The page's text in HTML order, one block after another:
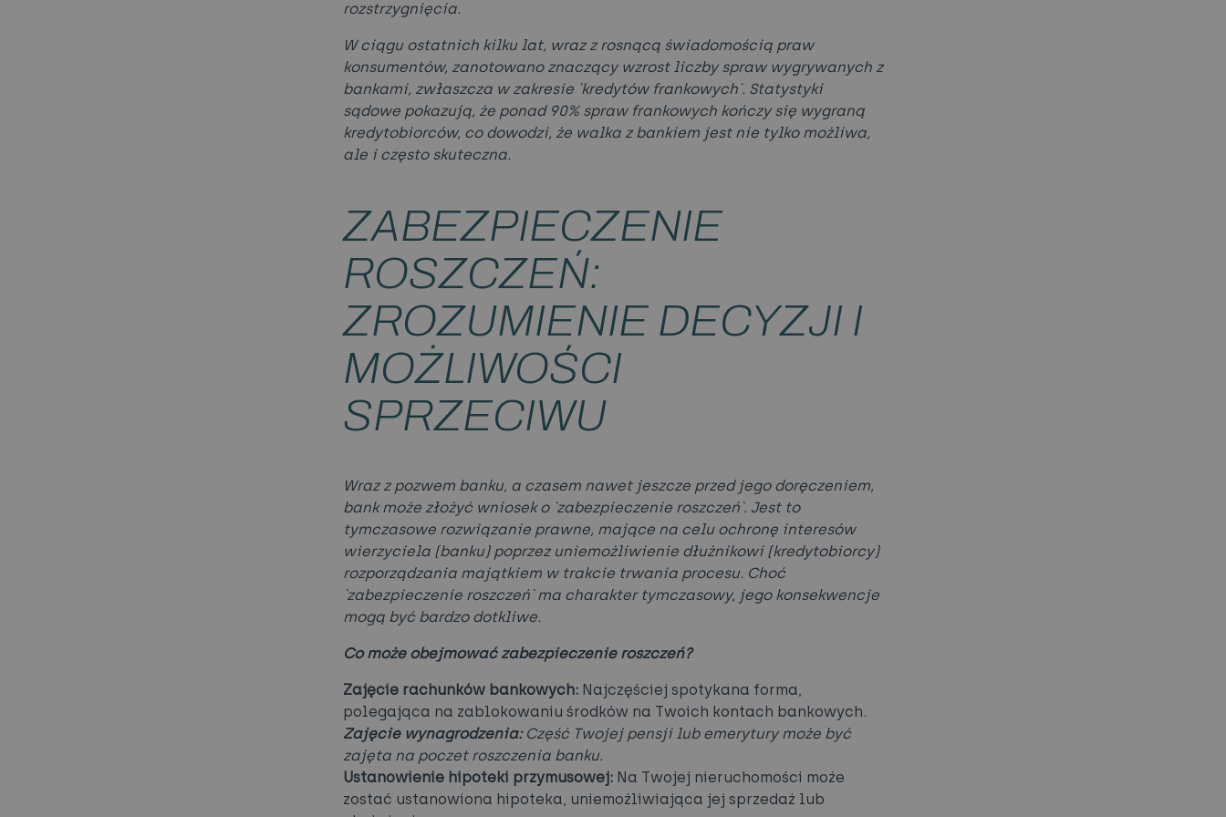
rozstrzygnięcia.
W ciągu ostatnich kilku lat, wraz z rosnącą świadomością praw
konsumentów, zanotowano znaczący wzrost liczby spraw wygrywanych z
bankami, zwłaszcza w zakresie `kredytów frankowych`. Statystyki
sądowe pokazują, że ponad 90% spraw frankowych kończy się wygraną
kredytobiorców, co dowodzi, że walka z bankiem jest nie tylko możliwa,
ale i często skuteczna.
ZABEZPIECZENIE
ROSZCZEŃ:
ZROZUMIENIE DECYZJI I
MOŻLIWOŚCI
SPRZECIWU
Wraz z pozwem banku, a czasem nawet jeszcze przed jego doręczeniem,
bank może złożyć wniosek o `zabezpieczenie roszczeń`. Jest to
tymczasowe rozwiązanie prawne, mające na celu ochronę interesów
wierzyciela (banku) poprzez uniemożliwienie dłużnikowi (kredytobiorcy)
rozporządzania majątkiem w trakcie trwania procesu. Choć
`zabezpieczenie roszczeń` ma charakter tymczasowy, jego konsekwencje
mogą być bardzo dotkliwe.
Co może obejmować zabezpieczenie roszczeń?
Zajęcie rachunków bankowych: Najczęściej spotykana forma,
polegająca na zablokowaniu środków na Twoich kontach bankowych.
Zajęcie wynagrodzenia:Część Twojej pensji lub emerytury może być
zajęta na poczet roszczenia banku.
Ustanowienie hipoteki przymusowej: Na Twojej nieruchomości może
zostać ustanowiona hipoteka, uniemożliwiająca jej sprzedaż lub